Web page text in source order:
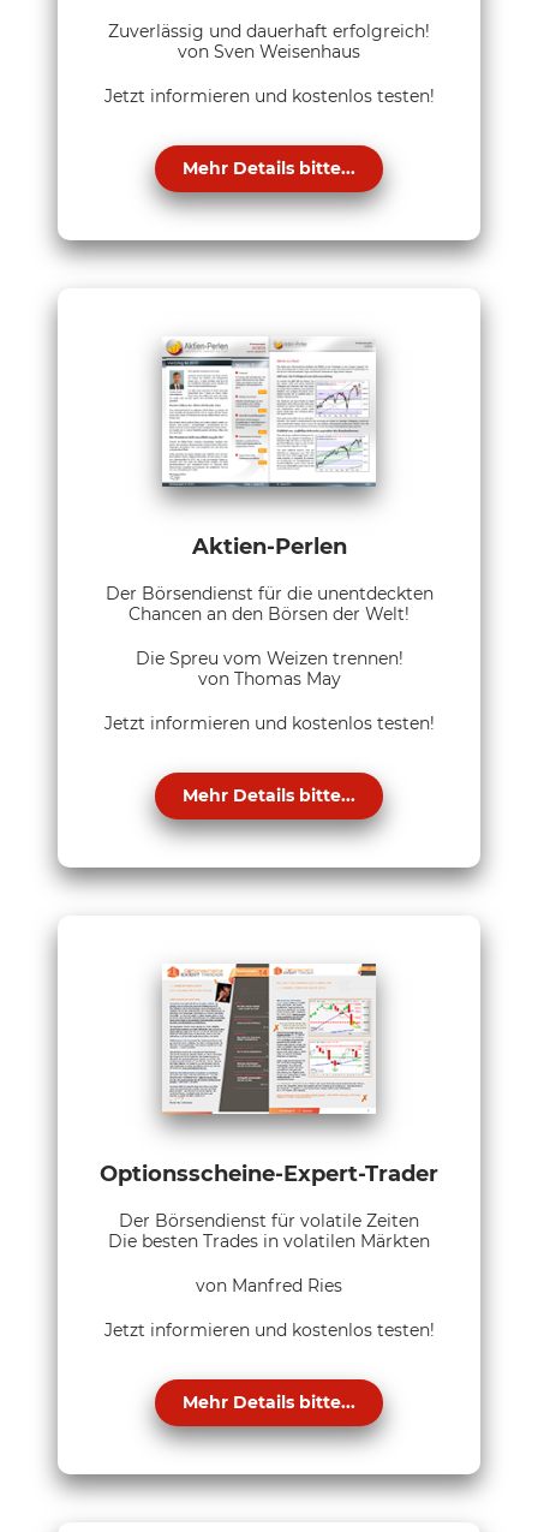
Zuverlässig und dauerhaft erfolgreich!
von Sven Weisenhaus
Jetzt informieren und kostenlos testen!
Mehr Details bitte...
Aktien-Perlen
Der Börsendienst für die unentdeckten
Chancen an den Börsen der Welt!
Die Spreu vom Weizen trennen!
von Thomas May
Jetzt informieren und kostenlos testen!
Mehr Details bitte...
Optionsscheine-Expert-Trader
Der Börsendienst für volatile Zeiten
Die besten Trades in volatilen Märkten
von Manfred Ries
Jetzt informieren und kostenlos testen!
Mehr Details bitte...